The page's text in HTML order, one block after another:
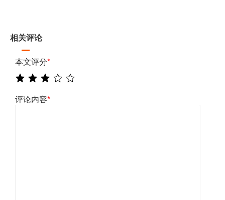
相关评论
本文评分*
评论内容*